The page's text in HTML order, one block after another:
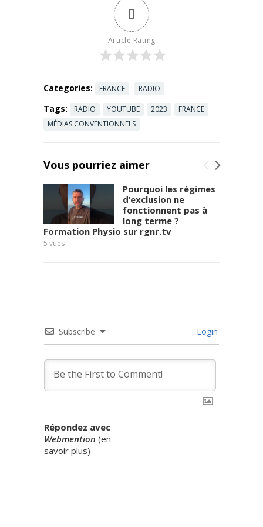
vous pour
plus de
Read more
0
Article Rating
Categories: FRANCE RADIO
Tags: RADIO YOUTUBE 2023
FRANCE
MÉDIAS CONVENTIONNELS
Vous pourriez aimer
Pourquoi les régimes
d’exclusion ne
fonctionnent pas à
long terme ?
Formation Physio sur rgnr.tv
5 vues
Subscribe Login
Répondez avec
Webmention (en
savoir plus)